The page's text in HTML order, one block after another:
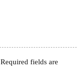
Required fields are